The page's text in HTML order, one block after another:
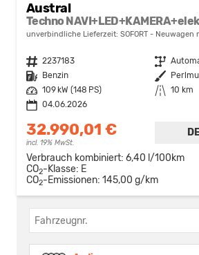
Austral
unverbindliche Lieferzeit: SOFORT Neuwagen
Fahrzeugnr. 2237183 Getriebe
Kraftstoff
Benzin Außenfarbe
Leistung
109 kW (148 PS) Kilometerstand
10 km
04.06.2026
32.990,01 €
incl. 19% MwSt.
Verbrauch kombiniert: 6,40 l/100km
CO2-Klasse: E
CO2-Emissionen: 145,00 g/km
Fahrzeugnr.